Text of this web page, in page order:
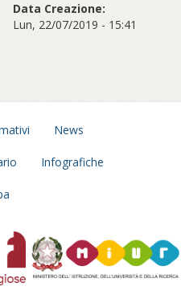
Data Creazione:
Lun, 22/07/2019 - 15:41
News
Infografiche